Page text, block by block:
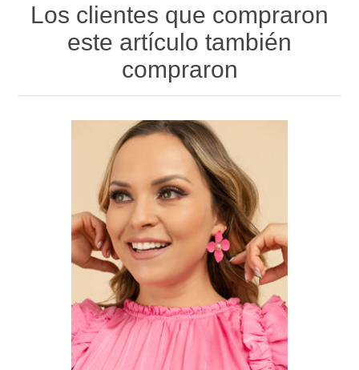
Los clientes que compraron
este artículo también
compraron